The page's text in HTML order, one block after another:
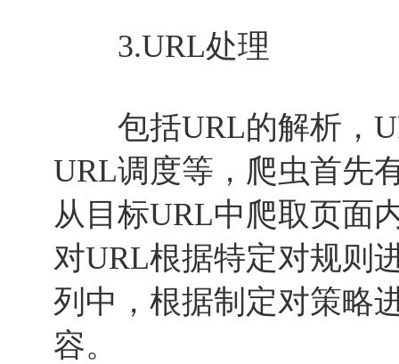
3.URL处理
包括URL的解析，
URL调度等，爬虫首先
从目标URL中爬取页面
对URL根据特定对规则
列中，根据制定对策略
容。